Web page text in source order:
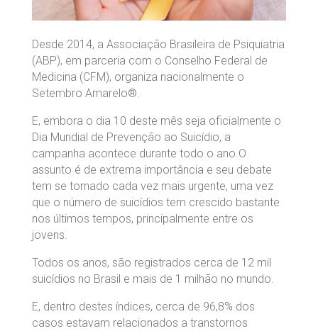
Desde 2014, a Associação Brasileira de Psiquiatria
(ABP), em parceria com o Conselho Federal de
Medicina (CFM), organiza nacionalmente o
Setembro Amarelo®.
E, embora o dia 10 deste mês seja oficialmente o
Dia Mundial de Prevenção ao Suicídio, a
campanha acontece durante todo o ano.O
assunto é de extrema importância e seu debate
tem se tornado cada vez mais urgente, uma vez
que o número de suicídios tem crescido bastante
nos últimos tempos, principalmente entre os
jovens.
Todos os anos, são registrados cerca de 12 mil
suicídios no Brasil e mais de 1 milhão no mundo.
E, dentro destes índices, cerca de 96,8% dos
casos estavam relacionados a transtornos